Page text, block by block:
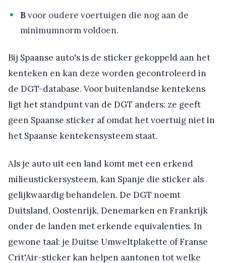
Bvoor oudere voertuigen die nog aan de
minimumnorm voldoen.
Bij Spaanse auto's is de sticker gekoppeld aan het
kenteken en kan deze worden gecontroleerd in
de DGT-database. Voor buitenlandse kentekens
ligt het standpunt van de DGT anders: ze geeft
geen Spaanse sticker af omdat het voertuig niet in
het Spaanse kentekensysteem staat.
Als je auto uit een land komt met een erkend
milieustickersysteem, kan Spanje die sticker als
gelijkwaardig behandelen. De DGT noemt
Duitsland, Oostenrijk, Denemarken en Frankrijk
onder de landen met erkende equivalenties. In
gewone taal: je Duitse Umweltplakette of Franse
Crit'Air-sticker kan helpen aantonen tot welke